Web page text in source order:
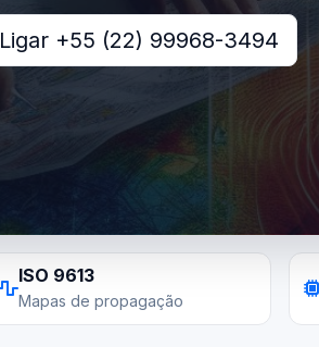
Ligar +55 (22) 99968-3494
ISO 9613
Mapas de propagação